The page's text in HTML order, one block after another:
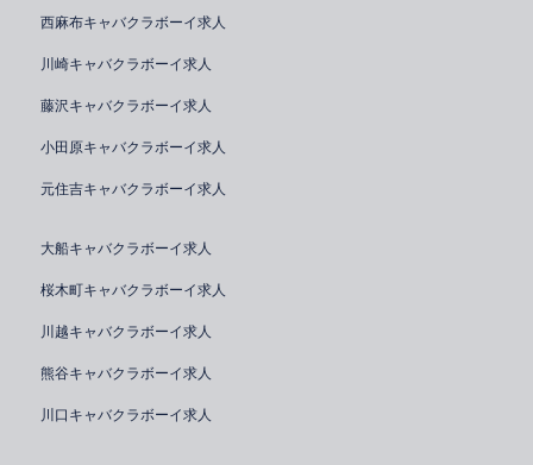
西麻布キャバクラボーイ求人
川崎キャバクラボーイ求人
藤沢キャバクラボーイ求人
小田原キャバクラボーイ求人
元住吉キャバクラボーイ求人
大船キャバクラボーイ求人
桜木町キャバクラボーイ求人
川越キャバクラボーイ求人
熊谷キャバクラボーイ求人
川口キャバクラボーイ求人